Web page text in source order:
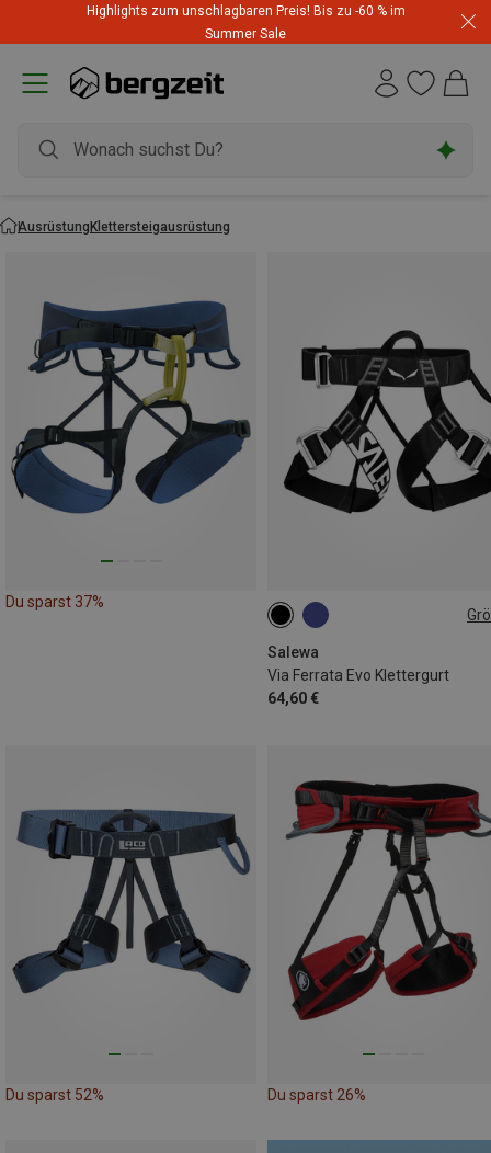
Highlights zum unschlagbaren Preis! Bis zu -60 % im
Summer Sale
AusrüstungKlettersteigausrüstung
Du sparst 37%
Salewa
Via Ferrata Evo Klettergurt
64,60 €
M-XXL
Du sparst 52% Du sparst 26%